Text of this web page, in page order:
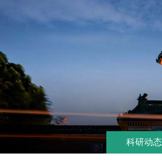
科研动态